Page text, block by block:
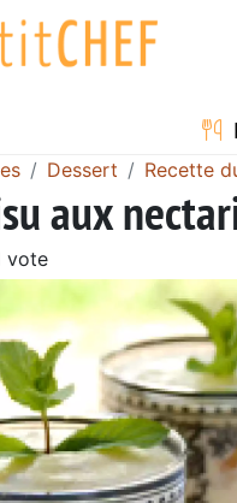
Dessert Recette
aux